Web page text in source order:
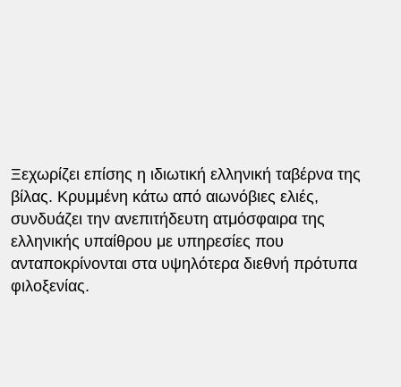
Ξεχωρίζει επίσης η ιδιωτική ελληνική ταβέρνα της
βίλας. Κρυμμένη κάτω από αιωνόβιες ελιές,
συνδυάζει την ανεπιτήδευτη ατμόσφαιρα της
ελληνικής υπαίθρου με υπηρεσίες που
ανταποκρίνονται στα υψηλότερα διεθνή πρότυπα
φιλοξενίας.